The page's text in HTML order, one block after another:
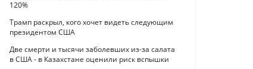
120%
Трамп раскрыл, кого хочет видеть следующим
президентом США
Две смерти и тысячи заболевших из-за салата
в США - в Казахстане оценили риск вспышки